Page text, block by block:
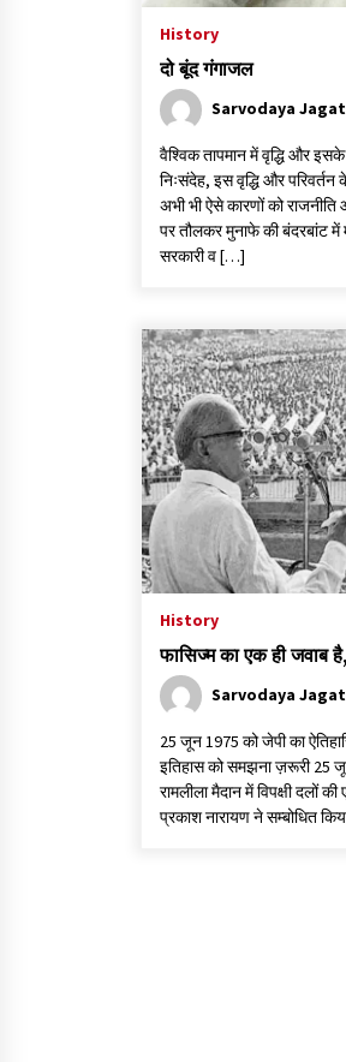
History
दो बूंद गंगाजल
Sarvodaya Jagat
वैश्विक तापमान में वृद्धि और
निःसंदेह, इस वृद्धि और
अभी भी ऐसे कारणों को
पर तौलकर मुनाफे की बंदरबांट
सरकारी व […]
History
फासिज्म का एक ही जवाब
Sarvodaya Jagat
25 जून 1975 को जेपी का
इतिहास को समझना ज़रूरी 25
रामलीला मैदान में विपक्षी दलों
प्रकाश नारायण ने सम्बोधित